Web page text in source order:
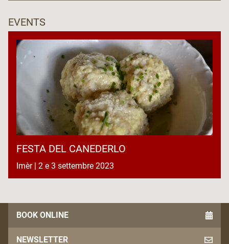
EVENTS
FESTA DEL CANEDERLO
Imèr | 2 e 3 settembre 2023
BOOK ONLINE
NEWSLETTER